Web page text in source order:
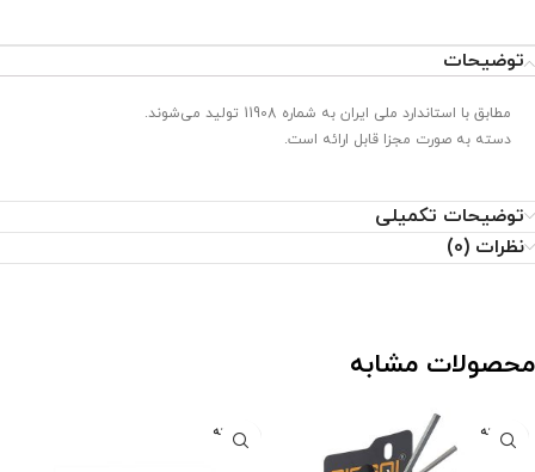
توضیحات
مطابق با استاندارد ملی ایران به شماره 11908 تولید می‌شوند.
دسته به صورت مجزا قابل ارائه است.
توضیحات تکمیلی
نظرات (0)
محصولات مشابه
فروخته
شده
فروخته
شده